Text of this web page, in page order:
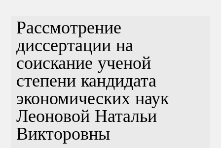
Рассмотрение
диссертации на
соискание ученой
степени кандидата
экономических наук
Леоновой Натальи
Викторовны